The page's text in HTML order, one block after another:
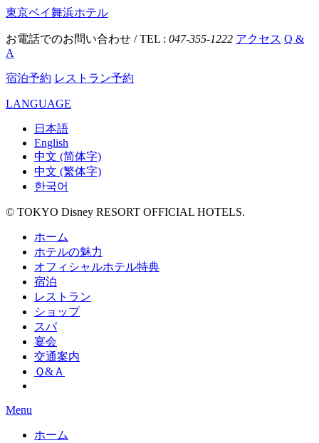
東京ベイ舞浜ホテル
お電話でのお問い合わせ / TEL : 047-355-1222 アクセス Q &
A
宿泊予約 レストラン予約
LANGUAGE
日本語
English
中文 (简体字)
中文 (繁体字)
한국어
© TOKYO Disney RESORT OFFICIAL HOTELS.
ホーム
ホテルの魅力
オフィシャルホテル特典
宿泊
レストラン
ショップ
スパ
宴会
交通案内
Ｑ&Ａ
Menu
ホーム